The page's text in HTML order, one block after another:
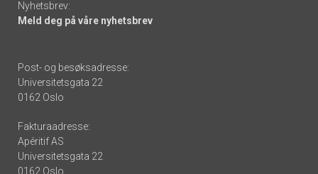
Nyhetsbrev:
Meld deg på våre nyhetsbrev
Post- og besøksadresse:
Universitetsgata 22
0162 Oslo
Fakturaadresse:
Apéritif AS
Universitetsgata 22
0162 Oslo